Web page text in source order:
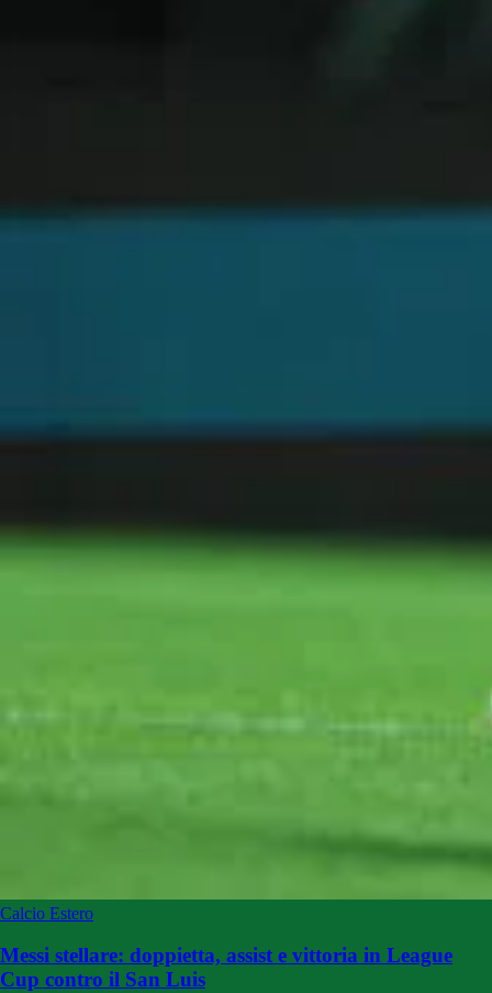
Calcio Estero
Messi stellare: doppietta, assist e vittoria in League
Cup contro il San Luis